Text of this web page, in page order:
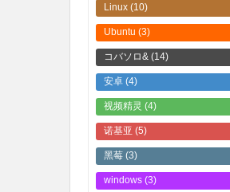
Linux (10)
Ubuntu (3)
コバソロ& (14)
安卓 (4)
视频精灵 (4)
诺基亚 (5)
黑莓 (3)
windows (3)